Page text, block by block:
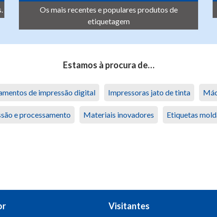
Os mais recentes e populares produtos de
etiquetagem
Estamos à procura de…
de impressão digital Impressoras jato de tinta
e processamento Materiais inovadores Etiquetas
Visitantes